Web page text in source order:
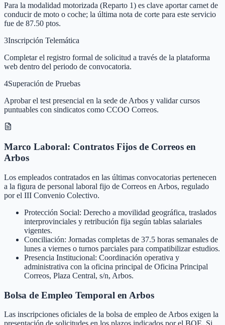
Para la modalidad motorizada (Reparto 1) es clave aportar carnet de
conducir de moto o coche; la última nota de corte para este servicio
fue de 87.50 ptos.
3Inscripción Telemática
Completar el registro formal de solicitud a través de la plataforma
web dentro del periodo de convocatoria.
4Superación de Pruebas
Aprobar el test presencial en la sede de Arbos y validar cursos
puntuables con sindicatos como CCOO Correos.
Marco Laboral: Contratos Fijos de Correos en
Arbos
Los empleados contratados en las últimas convocatorias pertenecen
a la figura de personal laboral fijo de Correos en Arbos, regulado
por el III Convenio Colectivo.
Protección Social: Derecho a movilidad geográfica, traslados
interprovinciales y retribución fija según tablas salariales
vigentes.
Conciliación: Jornadas completas de 37.5 horas semanales de
lunes a viernes o turnos parciales para compatibilizar estudios.
Presencia Institucional: Coordinación operativa y
administrativa con la oficina principal de Oficina Principal
Correos, Plaza Central, s/n, Arbos.
Bolsa de Empleo Temporal en Arbos
Las inscripciones oficiales de la bolsa de empleo deArbos exigen la